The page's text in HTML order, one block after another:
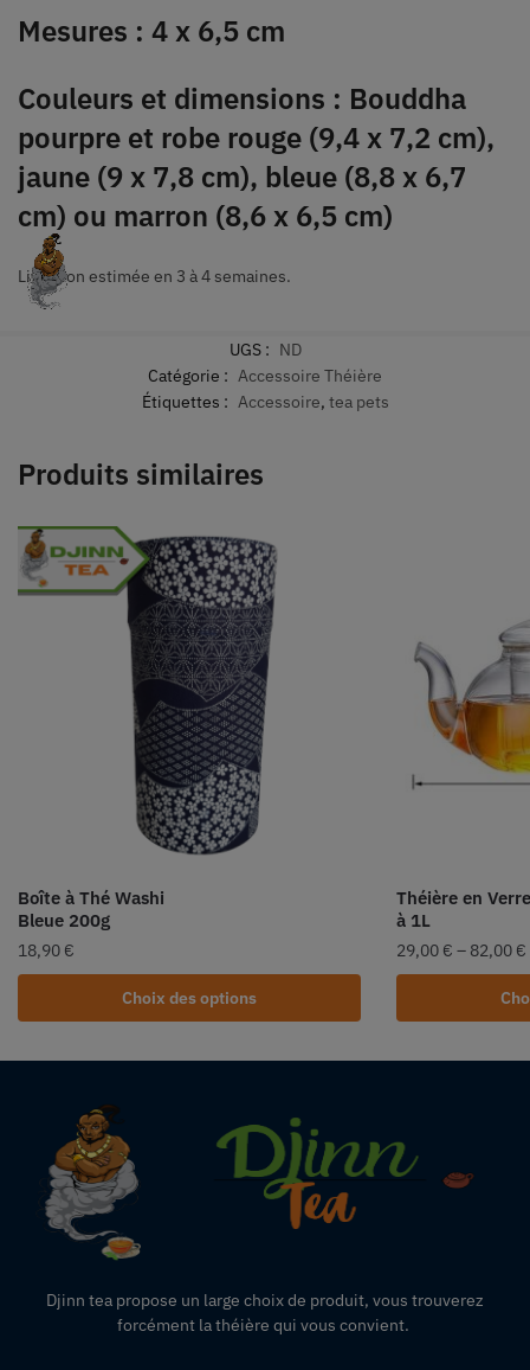
Mesures : 4 x 6,5 cm
Couleurs et dimensions : Bouddha
pourpre et robe rouge (9,4 x 7,2 cm),
jaune (9 x 7,8 cm), bleue (8,8 x 6,7
cm) ou marron (8,6 x 6,5 cm)
Livraison estimée en 3 à 4 semaines.
UGS : ND
Catégorie : Accessoire Théière
Étiquettes : Accessoire, tea pets
Produits similaires
Boîte à Thé Washi
Bleue 200g
18,90 €
Choix des options
Théière en
à 1L
29,00 € – 82,00 €
Djinn tea propose un large choix de produit, vous trouverez
forcément la théière qui vous convient.